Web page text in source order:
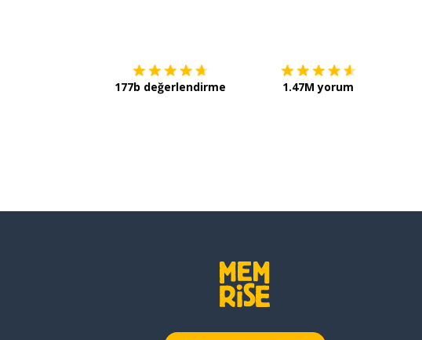
177b değerlendirme 1.47M yorum